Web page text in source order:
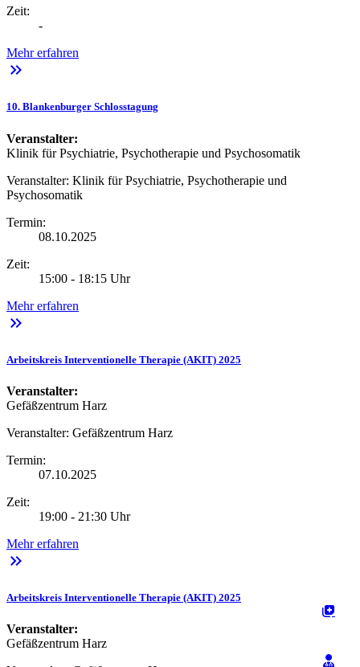
Zeit:
-
Mehr erfahren
keyboard_double_arrow_right
10. Blankenburger Schlosstagung
Veranstalter:
Klinik für Psychiatrie, Psychotherapie und Psychosomatik
Veranstalter: Klinik für Psychiatrie, Psychotherapie und
Psychosomatik
Termin:
08.10.2025
Zeit:
15:00 - 18:15 Uhr
Mehr erfahren
keyboard_double_arrow_right
Arbeitskreis Interventionelle Therapie (AKIT) 2025
Veranstalter:
Gefäßzentrum Harz
Veranstalter: Gefäßzentrum Harz
Termin:
07.10.2025
Zeit:
19:00 - 21:30 Uhr
Mehr erfahren
keyboard_double_arrow_right
Arbeitskreis Interventionelle Therapie (AKIT) 2025
Veranstalter:
Gefäßzentrum Harz